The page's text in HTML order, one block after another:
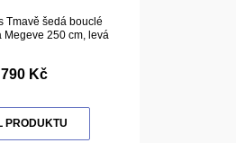
Tmavě šedá bouclé
Megeve 250 cm, levá
Kč
PRODUKTU